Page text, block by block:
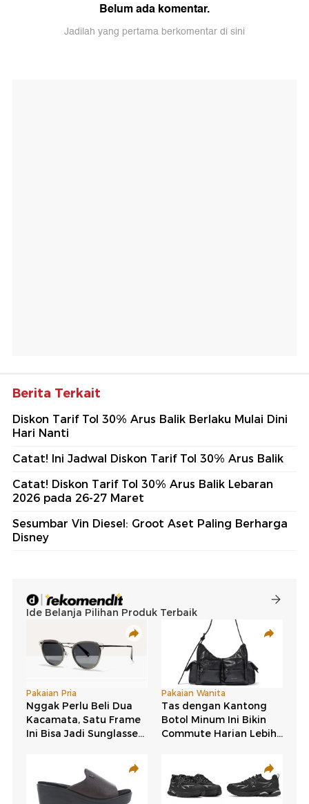
Belum ada komentar.
Jadilah yang pertama berkomentar di sini
Berita Terkait
Diskon Tarif Tol 30% Arus Balik Berlaku Mulai Dini
Hari Nanti
Catat! Ini Jadwal Diskon Tarif Tol 30% Arus Balik
Catat! Diskon Tarif Tol 30% Arus Balik Lebaran
2026 pada 26-27 Maret
Sesumbar Vin Diesel: Groot Aset Paling Berharga
Disney